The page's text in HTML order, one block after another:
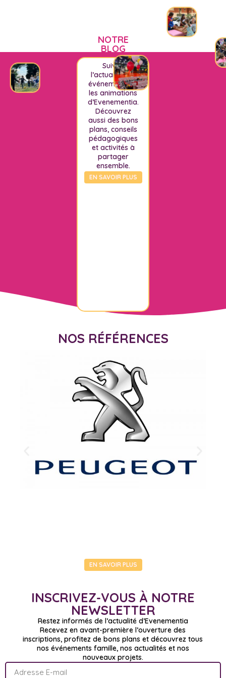
NOTRE
BLOG
Suivez
l’actualité, les
événements et
les animations
d’Evenementia.
Découvrez
aussi des bons
plans, conseils
pédagogiques
et activités à
partager
ensemble.
EN SAVOIR PLUS
NOS RÉFÉRENCES
EN SAVOIR PLUS
INSCRIVEZ-VOUS À NOTRE
NEWSLETTER
Restez informés de l’actualité d’Evenementia
Recevez en avant-première l’ouverture des
inscriptions, profitez de bons plans et découvrez tous
nos événements famille, nos actualités et nos
nouveaux projets.